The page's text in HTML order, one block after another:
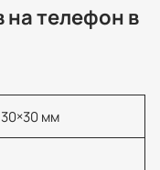
на телефон в
мм